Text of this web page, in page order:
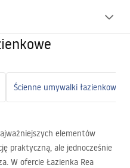
Ścienne umywalki łazienkowe
elementów
praktyczną, ale jednocześnie
W ofercie Łazienka Rea